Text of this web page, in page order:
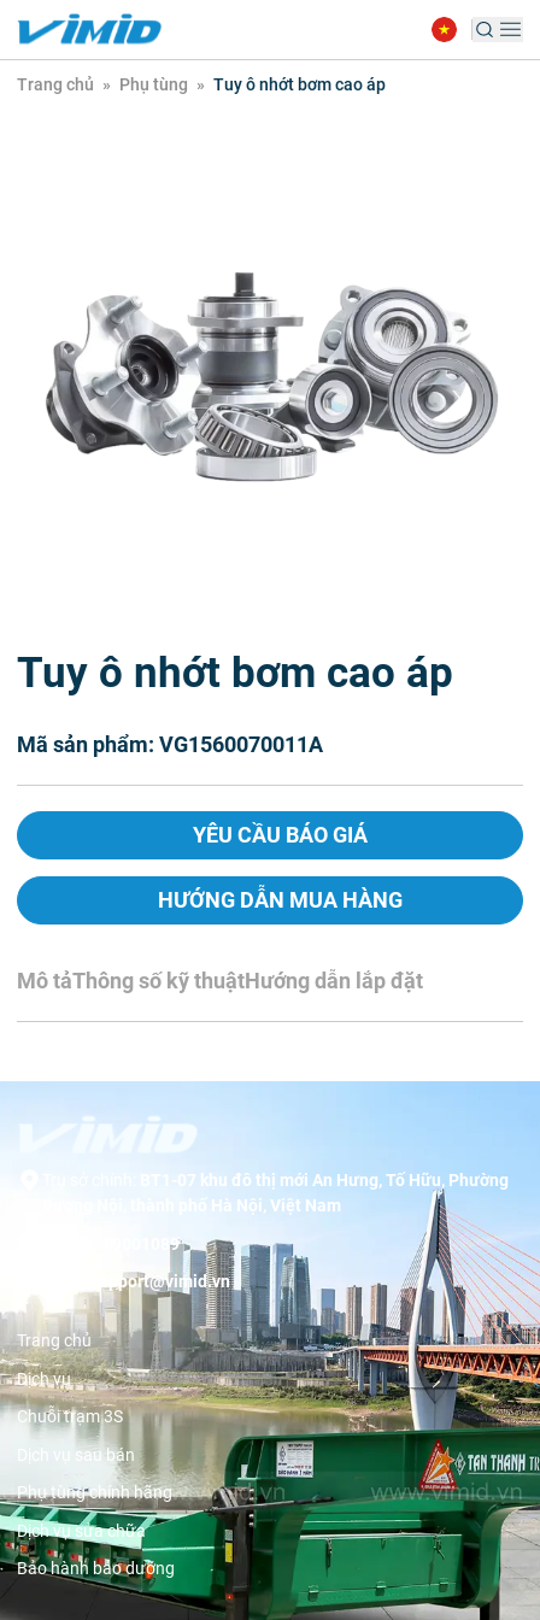
Trang chủ » Phụ tùng » Tuy ô nhớt bơm cao áp
Tuy ô nhớt bơm cao áp
Mã sản phẩm: VG1560070011A
YÊU CẦU BÁO GIÁ
HƯỚNG DẪN MUA HÀNG
Mô tảThông số kỹ thuậtHướng dẫn lắp đặt
BT1-07 khu đô thị mới An Hưng, Tố Hữu, Phường
Dương Nội, thành phố Hà Nội, Việt Nam
19001089
support@vimid.vn
Trang chủ
Dịch vụ
Chuỗi trạm 3S
Dịch vụ sau bán
Phụ tùng chính hãng
Dịch vụ sửa chữa
Bảo hành bảo dưỡng